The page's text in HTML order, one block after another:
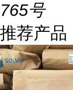
765号
推荐产品